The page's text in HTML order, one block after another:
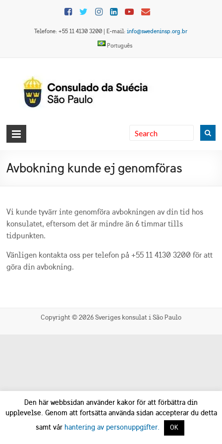
Telefone: +55 11 4130 3200 | E-mail:info@swedeninsp.org.br
Português
Sveriges
i São
Avbokning kunde ej genomföras
Vi kunde tyvärr inte genomföra avbokningen av din tid hos
konsulatet, eftersom det är mindre än 6 timmar tills
tidpunkten.
Vänligen kontakta oss per telefon på +55 11 4130 3200 för att
göra din avbokning.
Copyright © 2026Sveriges konsulat i São Paulo
Den här webbsidan använder kakor för att förbättra din
upplevelse. Genom att fortsätta använda sidan accepterar du detta
samt vår hantering av personuppgifter. OK